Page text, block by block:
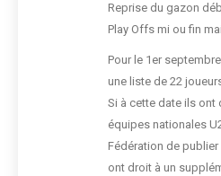
Reprise du gazon
Play Offs mi ou fin
Pour le 1er
une liste de 22
Si à cette date ils ont
équipes nationales
Fédération de publier
ont droit à un